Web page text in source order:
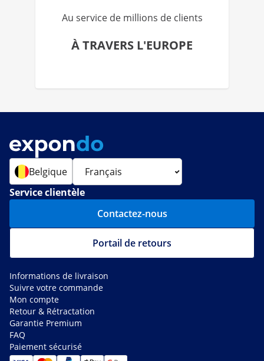
Au service de millions de clients
À TRAVERS L'EUROPE
Belgique
Service clientèle
Contactez-nous
Portail de retours
Informations de livraison
Suivre votre commande
Mon compte
Retour & Rétractation
Garantie Premium
FAQ
Paiement sécurisé